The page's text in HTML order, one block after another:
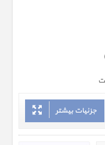
جزئیات بیشتر